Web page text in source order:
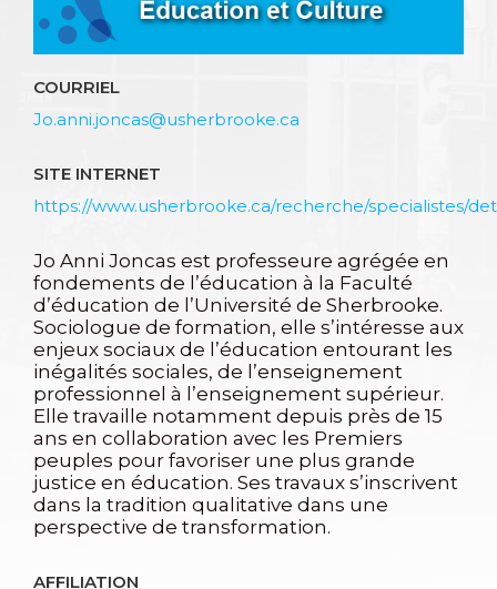
COURRIEL
Jo.anni.joncas@usherbrooke.ca
SITE INTERNET
https://www.usherbrooke.ca/recherche/specialistes/
Jo Anni Joncas est professeure agrégée en
fondements de l’éducation à la Faculté
d’éducation de l’Université de Sherbrooke.
Sociologue de formation, elle s’intéresse aux
enjeux sociaux de l’éducation entourant les
inégalités sociales, de l’enseignement
professionnel à l’enseignement supérieur.
Elle travaille notamment depuis près de 15
ans en collaboration avec les Premiers
peuples pour favoriser une plus grande
justice en éducation. Ses travaux s’inscrivent
dans la tradition qualitative dans une
perspective de transformation.
AFFILIATION